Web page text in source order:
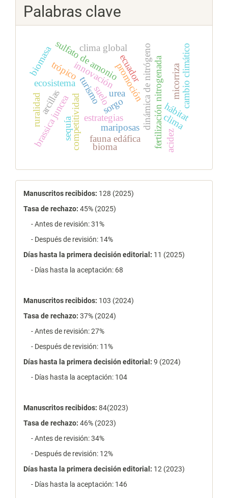
Palabras clave
turismo
competitividad
promoción
estrategias
innovación dinámica de nitrógenofertilización nitrogenada
sulfato de amonio
urea
sorgo
clima global
ecuador
hábitat
mariposas
cambio climático
ecosistema
fauna edáfica
sequía
suelo
brassica juncea
micorriza
ruralidad
biomasa
clima
trópico
arcillas
acidez
bioma
estadísticas
Manuscritos recibidos: 128 (2025)
Tasa de rechazo: 45% (2025)
- Antes de revisión: 31%
- Después de revisión: 14%
Días hasta la primera decisión editorial: 11 (2025)
- Días hasta la aceptación: 68
Manuscritos recibidos: 103 (2024)
Tasa de rechazo: 37% (2024)
- Antes de revisión: 27%
- Después de revisión: 11%
Días hasta la primera decisión editorial: 9 (2024)
- Días hasta la aceptación: 104
Manuscritos recibidos: 84(2023)
Tasa de rechazo: 46% (2023)
- Antes de revisión: 34%
- Después de revisión: 12%
Días hasta la primera decisión editorial: 12 (2023)
- Días hasta la aceptación: 146